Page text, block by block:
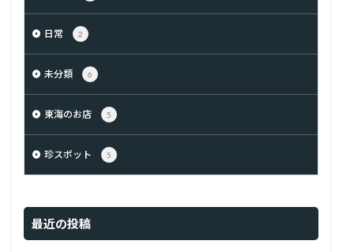
日常 2
未分類 6
東海のお店 5
珍スポット 5
最近の投稿